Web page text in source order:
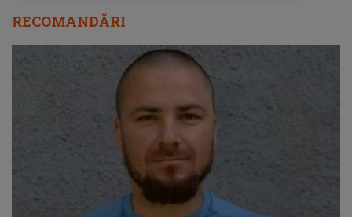
RECOMANDĂRI